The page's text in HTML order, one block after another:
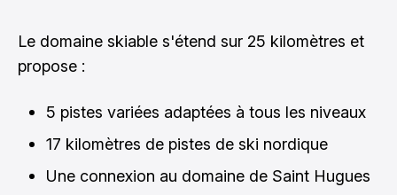
Le domaine skiable s'étend sur 25 kilomètres et
propose :
5 pistes variées adaptées à tous les niveaux
17 kilomètres de pistes de ski nordique
Une connexion au domaine de Saint Hugues